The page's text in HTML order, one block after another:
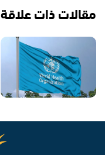
مقالات ذات علاقة